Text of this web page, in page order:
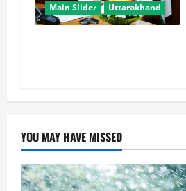
Main Slider Uttarakhand
YOU MAY HAVE MISSED